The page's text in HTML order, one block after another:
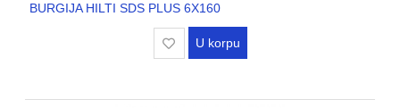
BURGIJA HILTI SDS PLUS 6X160
U korpu